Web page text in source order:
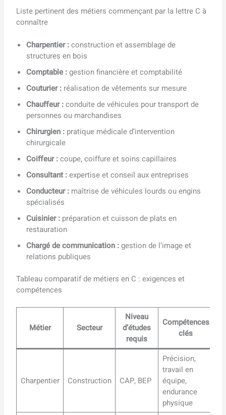
Liste pertinent des métiers commençant par la lettre C à
connaître
Charpentier :construction et assemblage de
structures en bois
Comptable :gestion financière et comptabilité
Couturier : réalisation de vêtements sur mesure
Chauffeur :conduite de véhicules pour transport de
personnes ou marchandises
Chirurgien : pratique médicale d’intervention
chirurgicale
Coiffeur :coupe, coiffure et soins capillaires
Consultant :expertise et conseil aux entreprises
Conducteur : maîtrise de véhicules lourds ou engins
spécialisés
Cuisinier : préparation et cuisson de plats en
restauration
Chargé de communication :gestion de l’image et
relations publiques
Tableau comparatif de métiers en C : exigences et
compétences
Métier Secteur
Niveau
d’études
requis
Compétences
clés
Charpentier Construction CAP, BEP
Précision,
travail en
équipe,
endurance
physique